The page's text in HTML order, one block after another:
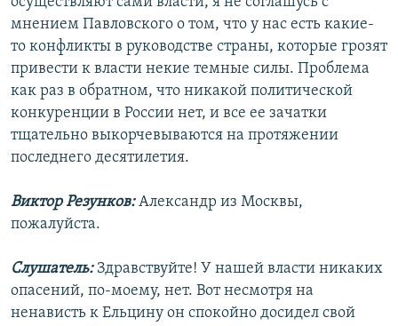
мнением Павловского о том, что у нас есть какие-
то конфликты в руководстве страны, которые грозят
привести к власти некие темные силы. Проблема
как раз в обратном, что никакой политической
конкуренции в России нет, и все ее зачатки
тщательно выкорчевываются на протяжении
последнего десятилетия.
Виктор Резунков:Александр из Москвы,
пожалуйста.
Слушатель:Здравствуйте! У нашей власти никаких
опасений, по-моему, нет. Вот несмотря на
ненависть к Ельцину он спокойно досидел свой